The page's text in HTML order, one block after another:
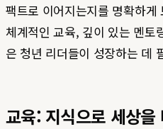
팩트로 이어지는지를 명확하게
체계적인 교육, 깊이 있는 멘토
은 청년 리더들이 성장하는 데
교육: 지식으로 세상을